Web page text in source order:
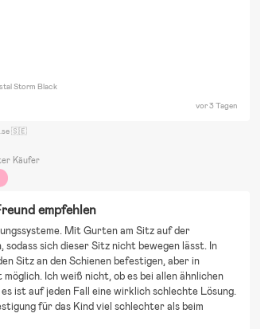
Storm Black
vor 3 Tagen
🇸🇪
Käufer
empfehlen
Mit Gurten am Sitz auf der
sich dieser Sitz nicht bewegen lässt. In
Sitz an den Schienen befestigen, aber in
Ich weiß nicht, ob es bei allen ähnlichen
ist auf jeden Fall eine wirklich schlechte Lösung.
für das Kind viel schlechter als beim